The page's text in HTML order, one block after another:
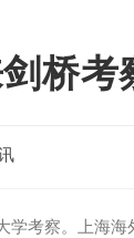
桥考
考察。上海